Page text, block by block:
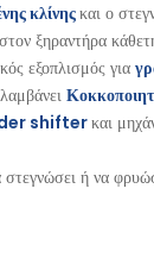
κλίνηςκαι ο
εξοπλισμός για
shifterκαι
ή να